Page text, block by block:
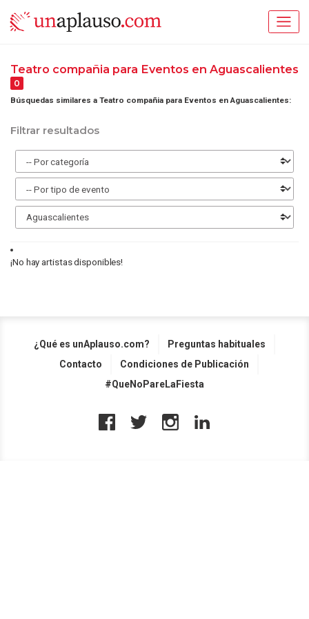
Teatro compañia para Eventos en Aguascalientes
0
Búsquedas similares a Teatro compañia para Eventos en Aguascalientes:
Filtrar resultados
¡No hay artistas disponibles!
¿Qué es unAplauso.com?
Preguntas habituales
Contacto
Condiciones de Publicación
#QueNoPareLaFiesta